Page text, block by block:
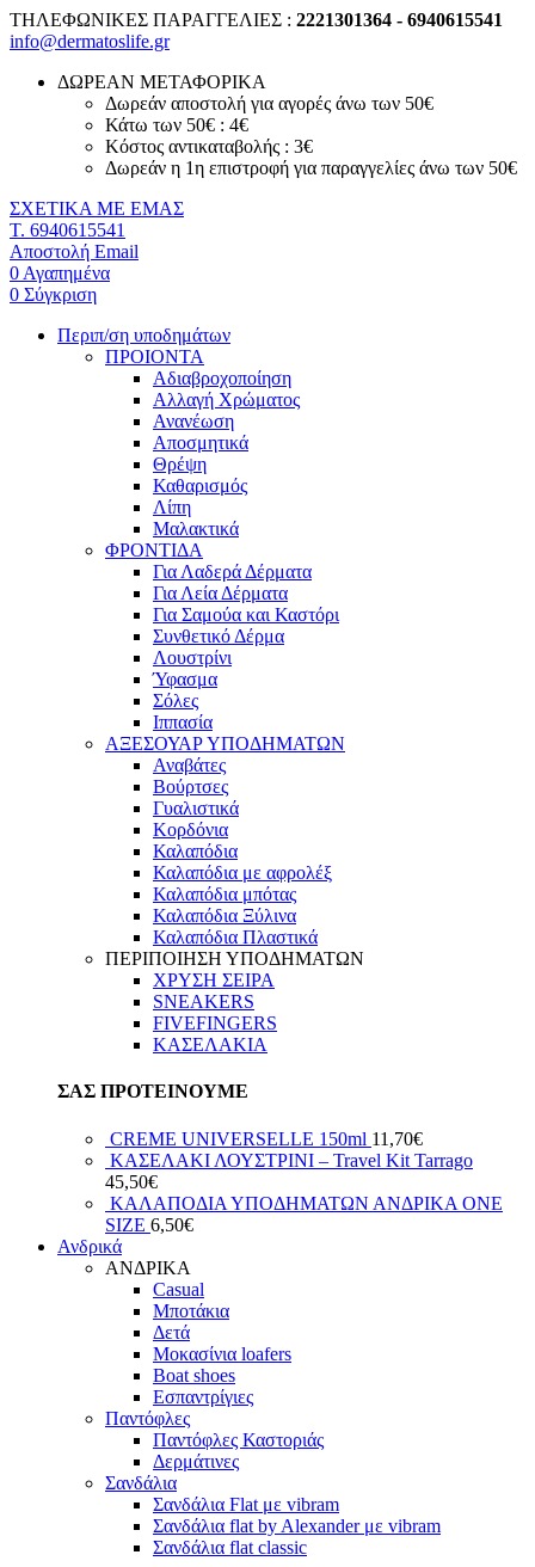
ΤΗΛΕΦΩΝΙΚΕΣ ΠΑΡΑΓΓΕΛΙΕΣ : 2221301364 - 6940615541
info@dermatoslife.gr
ΔΩΡΕΑΝ ΜΕΤΑΦΟΡΙΚΑ
Δωρεάν αποστολή για αγορές άνω των 50€
Κάτω των 50€ : 4€
Κόστος αντικαταβολής : 3€
Δωρεάν η 1η επιστροφή για παραγγελίες άνω των 50€
ΣΧΕΤΙΚΑ ΜΕ ΕΜΑΣ
T. 6940615541
Αποστολή Email
0 Αγαπημένα
0 Σύγκριση
Περιπ/ση υποδημάτων
ΠΡΟΙΟΝΤΑ
Αδιαβροχοποίηση
Αλλαγή Χρώματος
Ανανέωση
Αποσμητικά
Θρέψη
Καθαρισμός
Λίπη
Μαλακτικά
ΦΡΟΝΤΙΔΑ
Για Λαδερά Δέρματα
Για Λεία Δέρματα
Για Σαμούα και Καστόρι
Συνθετικό Δέρμα
Λουστρίνι
Ύφασμα
Σόλες
Ιππασία
ΑΞΕΣΟΥΑΡ ΥΠΟΔΗΜΑΤΩΝ
Αναβάτες
Βούρτσες
Γυαλιστικά
Κορδόνια
Καλαπόδια
Καλαπόδια με αφρολέξ
Καλαπόδια μπότας
Καλαπόδια Ξύλινα
Καλαπόδια Πλαστικά
ΠΕΡΙΠΟΙΗΣΗ ΥΠΟΔΗΜΑΤΩΝ
ΧΡΥΣΗ ΣΕΙΡΑ
SNEAKERS
FIVEFINGERS
ΚΑΣΕΛΑΚΙΑ
ΣΑΣ ΠΡΟΤΕΙΝΟΥΜΕ
CREME UNIVERSELLE 150ml 11,70€
ΚΑΣΕΛΑΚΙ ΛΟΥΣΤΡΙΝΙ – Travel Kit Tarrago
45,50€
ΚΑΛΑΠΟΔΙΑ ΥΠΟΔΗΜΑΤΩΝ ΑΝΔΡΙΚΑ ONE
SIZE 6,50€
Ανδρικά
ΑΝΔΡΙΚΑ
Casual
Μποτάκια
Δετά
Μοκασίνια loafers
Boat shoes
Εσπαντρίγιες
Παντόφλες
Παντόφλες Καστοριάς
Δερμάτινες
Σανδάλια
Σανδάλια Flat με vibram
Σανδάλια flat by Alexander με vibram
Σανδάλια flat classic